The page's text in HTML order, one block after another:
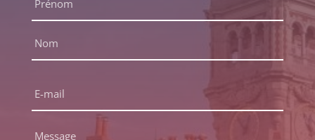
complet
mail
Message